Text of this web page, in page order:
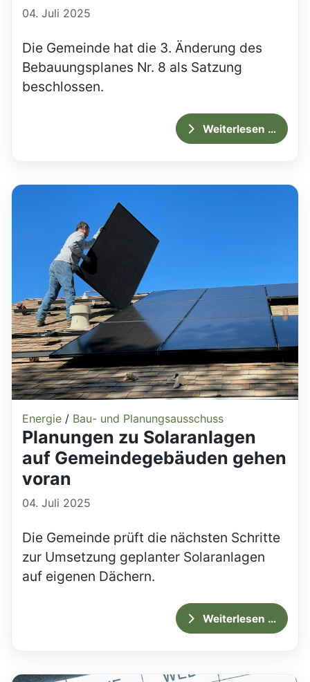
04. Juli 2025
Die Gemeinde hat die 3. Änderung des
Bebauungsplanes Nr. 8 als Satzung
beschlossen.
Weiterlesen …
Energie / Bau- und Planungsausschuss
Planungen zu Solaranlagen
auf Gemeindegebäuden gehen
voran
04. Juli 2025
Die Gemeinde prüft die nächsten Schritte
zur Umsetzung geplanter Solaranlagen
auf eigenen Dächern.
Weiterlesen …